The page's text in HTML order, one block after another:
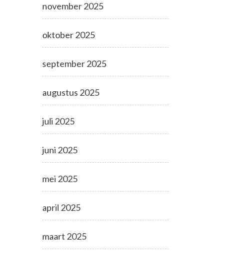
november 2025
oktober 2025
september 2025
augustus 2025
juli 2025
juni 2025
mei 2025
april 2025
maart 2025